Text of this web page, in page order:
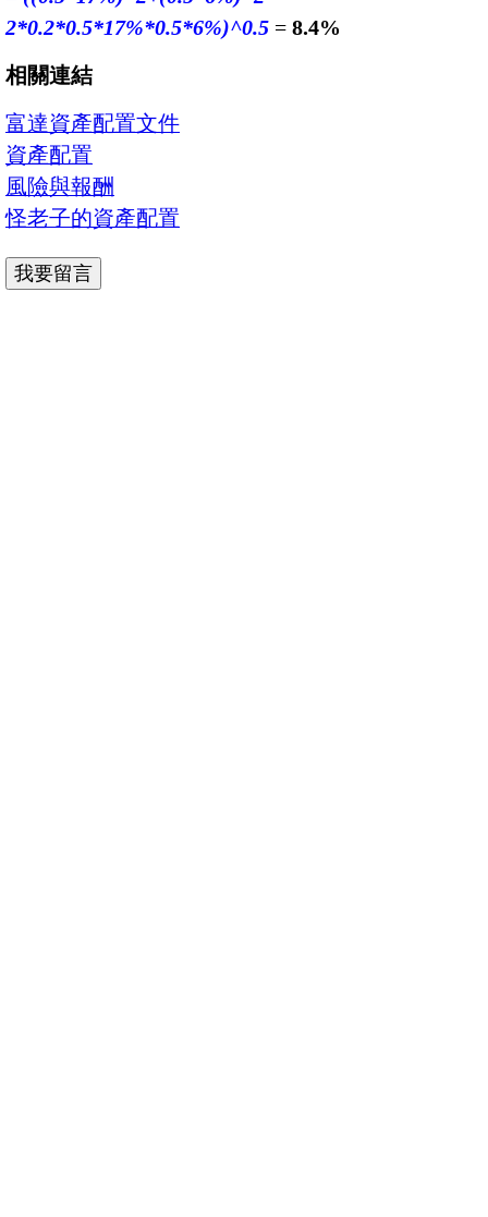
2*0.2*0.5*17%*0.5*6%)^0.5 = 8.4%
相關連結
富達資產配置文件
資產配置
風險與報酬
怪老子的資產配置